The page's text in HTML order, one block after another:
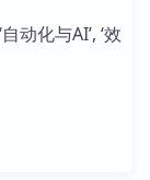
动化与AI’, ‘效